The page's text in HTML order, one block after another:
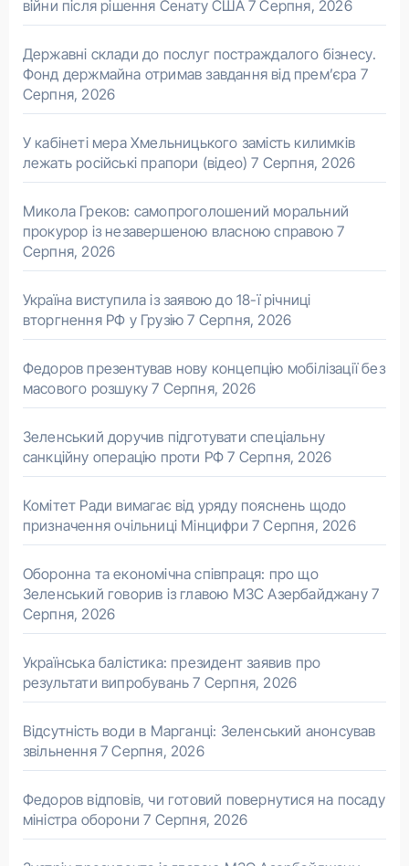
війни після рішення Сенату США 7 Серпня, 2026
Державні склади до послуг постраждалого бізнесу.
Фонд держмайна отримав завдання від прем’єра 7
Серпня, 2026
У кабінеті мера Хмельницького замість килимків
лежать російські прапори (відео) 7 Серпня, 2026
Микола Греков: самопроголошений моральний
прокурор із незавершеною власною справою 7
Серпня, 2026
Україна виступила із заявою до 18-ї річниці
вторгнення РФ у Грузію 7 Серпня, 2026
Федоров презентував нову концепцію мобілізації без
масового розшуку 7 Серпня, 2026
Зеленський доручив підготувати спеціальну
санкційну операцію проти РФ 7 Серпня, 2026
Комітет Ради вимагає від уряду пояснень щодо
призначення очільниці Мінцифри 7 Серпня, 2026
Оборонна та економічна співпраця: про що
Зеленський говорив із главою МЗС Азербайджану 7
Серпня, 2026
Українська балістика: президент заявив про
результати випробувань 7 Серпня, 2026
Відсутність води в Марганці: Зеленський анонсував
звільнення 7 Серпня, 2026
Федоров відповів, чи готовий повернутися на посаду
міністра оборони 7 Серпня, 2026